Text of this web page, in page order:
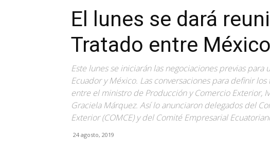
El lunes se dará
Tratado entre
Este lunes se iniciarán las negociaciones previas
Ecuador y México. Las conversaciones para definir
entre el ministro de Producción y Comercio Exterior,
Graciela Márquez. Así lo anunciaron delegados del
Exterior (COMCE) y del Comité Empresarial
24 agosto, 2019